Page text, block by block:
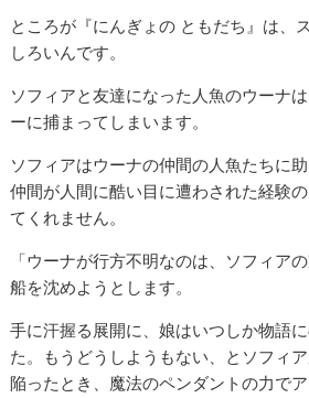
ところが『にんぎょの ともだち』は、
しろいんです。
ソフィアと友達になった人魚のウーナ
ーに捕まってしまいます。
ソフィアはウーナの仲間の人魚たちに
仲間が人間に酷い目に遭わされた経験
てくれません。
「ウーナが行方不明なのは、ソフィア
船を沈めようとします。
手に汗握る展開に、娘はいつしか物語
た。もうどうしようもない、とソフィ
陥ったとき、魔法のペンダントの力で